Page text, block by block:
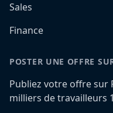
Sales
Finance
POSTER UNE OFFRE
Publiez votre offre sur
milliers de travailleurs